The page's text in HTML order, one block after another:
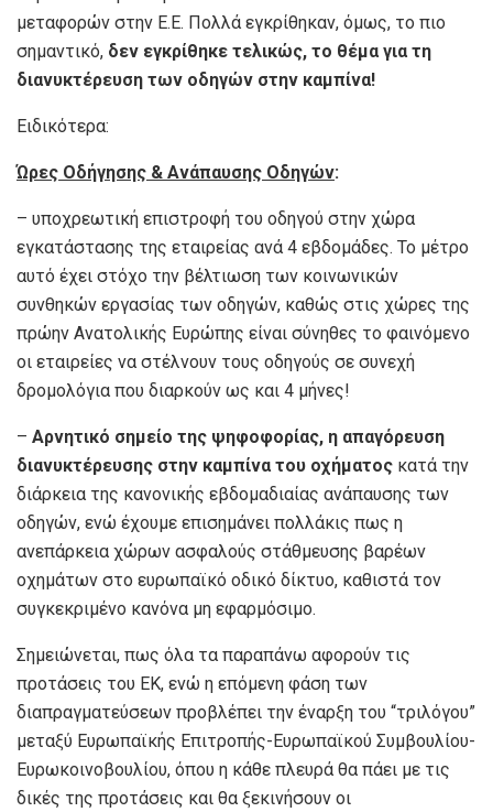
μεταφορών στην Ε.Ε. Πολλά εγκρίθηκαν, όμως, το πιο
σημαντικό, δεν εγκρίθηκε τελικώς, το θέμα για τη
διανυκτέρευση των οδηγών στην καμπίνα!
Ειδικότερα:
Ώρες Οδήγησης & Ανάπαυσης Οδηγών:
– υποχρεωτική επιστροφή του οδηγού στην χώρα
εγκατάστασης της εταιρείας ανά 4 εβδομάδες. Το μέτρο
αυτό έχει στόχο την βέλτιωση των κοινωνικών
συνθηκών εργασίας των οδηγών, καθώς στις χώρες της
πρώην Ανατολικής Ευρώπης είναι σύνηθες το φαινόμενο
οι εταιρείες να στέλνουν τους οδηγούς σε συνεχή
δρομολόγια που διαρκούν ως και 4 μήνες!
– Αρνητικό σημείο της ψηφοφορίας, η απαγόρευση
διανυκτέρευσης στην καμπίνα του οχήματος κατά την
διάρκεια της κανονικής εβδομαδιαίας ανάπαυσης των
οδηγών, ενώ έχουμε επισημάνει πολλάκις πως η
ανεπάρκεια χώρων ασφαλούς στάθμευσης βαρέων
οχημάτων στο ευρωπαϊκό οδικό δίκτυο, καθιστά τον
συγκεκριμένο κανόνα μη εφαρμόσιμο.
Σημειώνεται, πως όλα τα παραπάνω αφορούν τις
προτάσεις του ΕΚ, ενώ η επόμενη φάση των
διαπραγματεύσεων προβλέπει την έναρξη του “τριλόγου”
μεταξύ Ευρωπαϊκής Επιτροπής-Ευρωπαϊκού Συμβουλίου-
Ευρωκοινοβουλίου, όπου η κάθε πλευρά θα πάει με τις
δικές της προτάσεις και θα ξεκινήσουν οι